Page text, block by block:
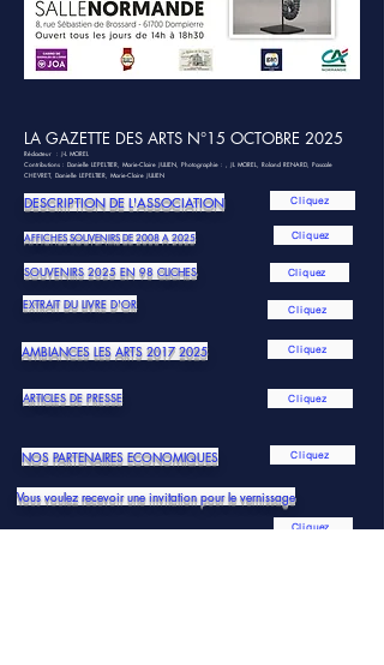
LA GAZETTE DES ARTS N°15 OCTOBRE 2025
Rédacteur : J-L MOREL
Contributions : Danielle LEPELTIER, Marie-Claire JULIEN, Photographie : , JL MOREL, Roland RENARD, Pascale
CHEVRET, Danielle LEPELTIER, Marie-Claire JULIEN
DESCRIPTION DE L'ASSOCIATION Cliquez
AFFICHES SOUVENIRS DE 2008 A 2025 Cliquez
SOUVENIRS 2025 EN 98 CLICHES Cliquez
EXTRAIT DU LIVRE D'OR Cliquez
Cliquez
AMBIANCES LES ARTS 2017 2025
ARTICLES DE PRESSE Cliquez
NOS PARTENAIRES ECONOMIQUES Cliquez
Vous voulez recevoir une invitation pour le vernissage
Cliquez